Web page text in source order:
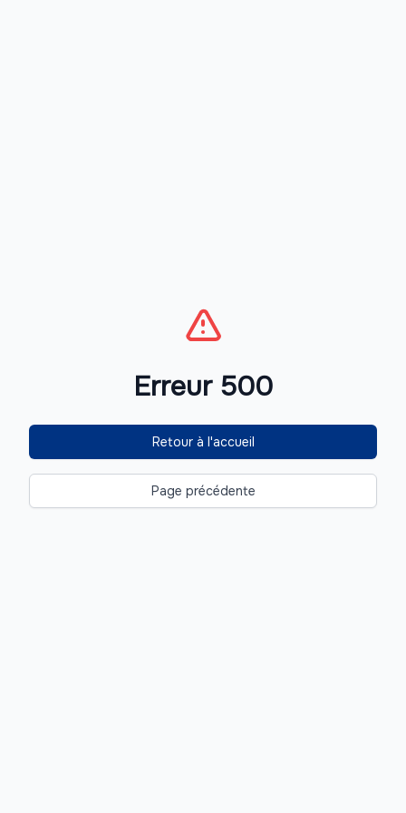
Erreur 500
Retour à l'accueil
Page précédente